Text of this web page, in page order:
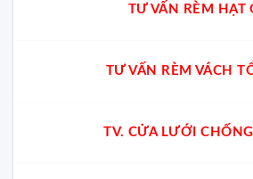
TƯ VẤN RÈM HẠT
TƯ VẤN RÈM VÁCH
TV. CỬA LƯỚI